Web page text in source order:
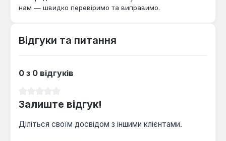
декоративних рослин. Він підходить для приватних
мобільність та зручність у використанні.
нам — швидко перевіримо та виправимо.
Відгуки та питання
0 з 0 відгуків
Залиште відгук!
Діліться своїм досвідом з іншими клієнтами.